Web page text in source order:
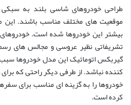
طراحی خودروهای شاسی بلند به
موقعیت های مختلف مناسب باشند.
بیشتر این خودروها شده است.
تشریفاتی نظیر عروسی و مجالس های
گیربکس اتوماتیک این مدل خودروها
کننده نباشد. از طرفی دیگر راحتی که
خودروها را به گزینه ای مناسب برای
کرده است.